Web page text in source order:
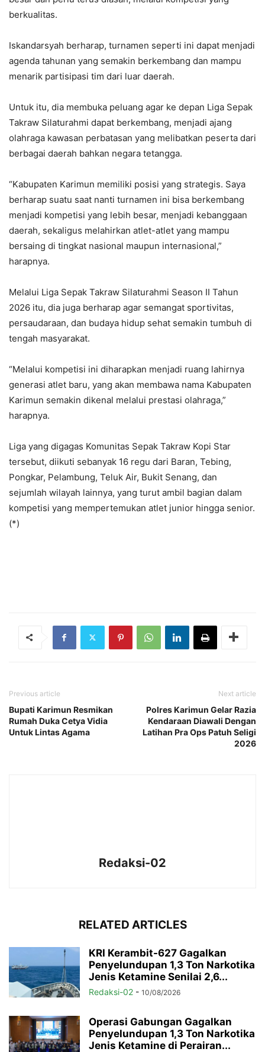
berkualitas.
Iskandarsyah berharap, turnamen seperti ini dapat menjadi
agenda tahunan yang semakin berkembang dan mampu
menarik partisipasi tim dari luar daerah.
Untuk itu, dia membuka peluang agar ke depan Liga Sepak
Takraw Silaturahmi dapat berkembang, menjadi ajang
olahraga kawasan perbatasan yang melibatkan peserta dari
berbagai daerah bahkan negara tetangga.
“Kabupaten Karimun memiliki posisi yang strategis. Saya
berharap suatu saat nanti turnamen ini bisa berkembang
menjadi kompetisi yang lebih besar, menjadi kebanggaan
daerah, sekaligus melahirkan atlet-atlet yang mampu
bersaing di tingkat nasional maupun internasional,”
harapnya.
Melalui Liga Sepak Takraw Silaturahmi Season II Tahun
2026 itu, dia juga berharap agar semangat sportivitas,
persaudaraan, dan budaya hidup sehat semakin tumbuh di
tengah masyarakat.
“Melalui kompetisi ini diharapkan menjadi ruang lahirnya
generasi atlet baru, yang akan membawa nama Kabupaten
Karimun semakin dikenal melalui prestasi olahraga,”
harapnya.
Liga yang digagas Komunitas Sepak Takraw Kopi Star
tersebut, diikuti sebanyak 16 regu dari Baran, Tebing,
Pongkar, Pelambung, Teluk Air, Bukit Senang, dan
sejumlah wilayah lainnya, yang turut ambil bagian dalam
kompetisi yang mempertemukan atlet junior hingga senior.
(*)
Previous article
Bupati Karimun Resmikan
Rumah Duka Cetya Vidia
Untuk Lintas Agama
Next article
Polres Karimun Gelar Razia
Kendaraan Diawali Dengan
Latihan Pra Ops Patuh Seligi
2026
Redaksi-02
RELATED ARTICLES
KRI Kerambit-627 Gagalkan
Penyelundupan 1,3 Ton Narkotika
Jenis Ketamine Senilai 2,6...
Redaksi-02 - 10/08/2026
Operasi Gabungan Gagalkan
Penyelundupan 1,3 Ton Narkotika
Jenis Ketamine di Perairan...